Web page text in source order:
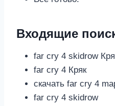
Входящие
far cry 4 skidrow
far cry 4 Кряк
скачать far cry 4
far cry 4 skidrow